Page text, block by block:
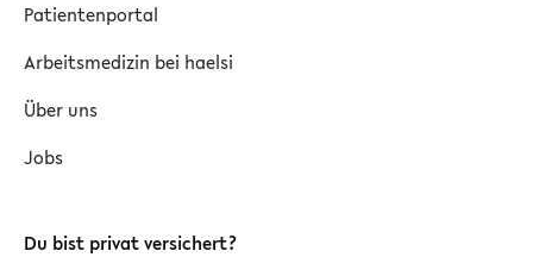
Patientenportal
Arbeitsmedizin bei haelsi
Über uns
Jobs
Du bist privat versichert?